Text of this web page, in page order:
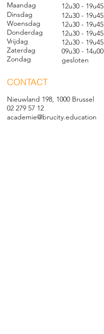
Maandag
Dinsdag
Woensdag
Donderdag
Vrijdag
Zaterdag
Zondag
12u30 - 19u45
12u30 - 19u45
12u30 - 19u45
12u30 - 19u45
12u30 - 19u45
09u30 - 14u00
gesloten
CONTACT
Nieuwland 198, 1000 Brussel
02 279 57 12
academie@brucity.education